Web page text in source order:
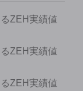
ZEH実績値
ZEH実績値
ZEH実績値